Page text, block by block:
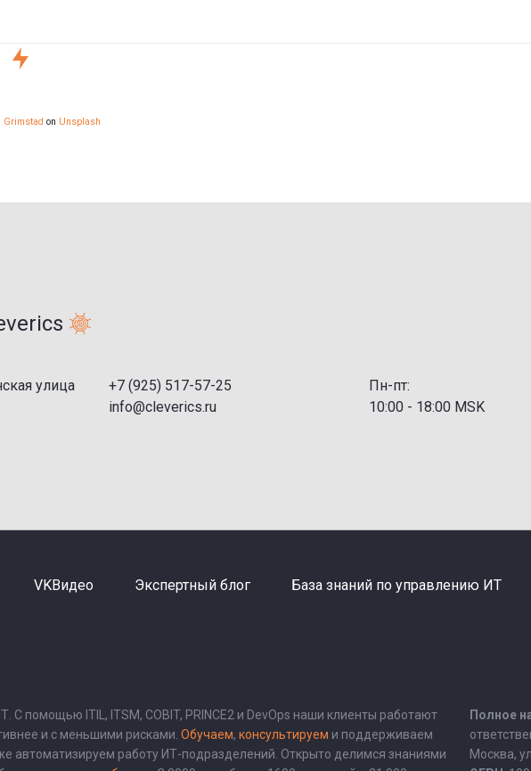
Grimstad on Unsplash
улица
+7 (925) 517-57-25
info@cleverics.ru
Пн-пт:
10:00 - 18:00 MSK
VKВидео Экспертный блог База знаний по управлению ИТ
С помощью ITIL, ITSM, COBIT, PRINCE2 и DevOps наши клиенты работают
и с меньшими рисками. Обучаем, консультируем и поддерживаем
автоматизируем работу ИТ-подразделений. Открыто делимся знаниями
Полное
Москва,